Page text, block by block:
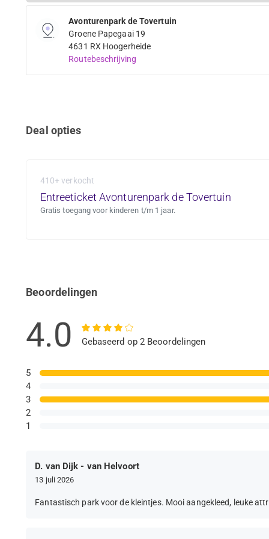
Avonturenpark de Tovertuin
Groene Papegaai 19
4631 RX Hoogerheide
Routebeschrijving
Deal opties
410+ verkocht
Entreeticket Avonturenpark de Tovertuin
Gratis toegang voor kinderen t/m 1 jaar.
Beoordelingen
4.0 Gebaseerd op 2 Beoordelingen
5
4
3
2
1
D. van Dijk - van Helvoort
13 juli 2026
Fantastisch park voor de kleintjes. Mooi aangekleed, leuke